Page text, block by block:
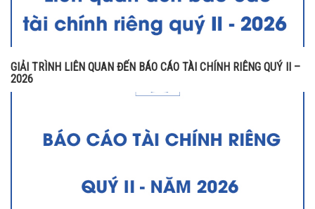
GIẢI TRÌNH LIÊN QUAN ĐẾN BÁO CÁO TÀI CHÍNH RIÊNG QUÝ II –
2026